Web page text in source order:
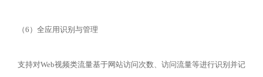
（6）全应用识别与管理
支持对Web视频类流量基于网站访问次数、访问流量等进行识别并记